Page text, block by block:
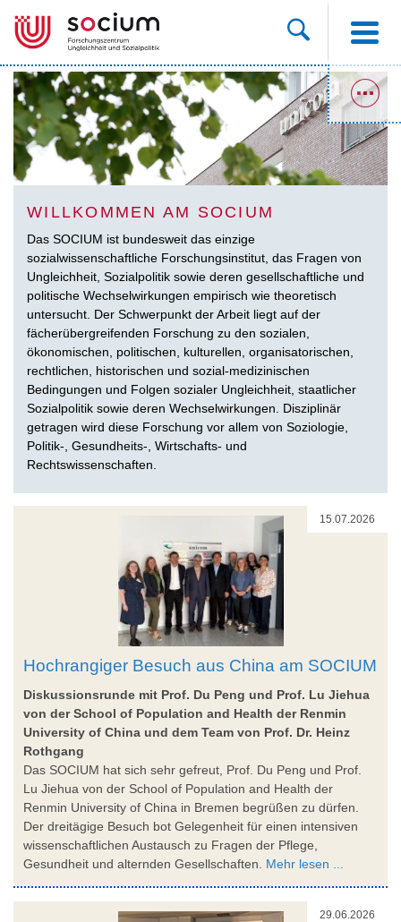
WILLKOMMEN AM SOCIUM
Das SOCIUM ist bundesweit das einzige
sozialwissenschaftliche Forschungsinstitut, das Fragen von
Ungleichheit, Sozialpolitik sowie deren gesellschaftliche und
politische Wechselwirkungen empirisch wie theoretisch
untersucht. Der Schwerpunkt der Arbeit liegt auf der
fächerübergreifenden Forschung zu den sozialen,
ökonomischen, politischen, kulturellen, organisatorischen,
rechtlichen, historischen und sozial-medizinischen
Bedingungen und Folgen sozialer Ungleichheit, staatlicher
Sozialpolitik sowie deren Wechselwirkungen. Disziplinär
getragen wird diese Forschung vor allem von Soziologie,
Politik-, Gesundheits-, Wirtschafts- und
Rechtswissenschaften.
15.07.2026
Hochrangiger Besuch aus China am SOCIUM
Diskussionsrunde mit Prof. Du Peng und Prof. Lu Jiehua
von der School of Population and Health der Renmin
University of China und dem Team von Prof. Dr. Heinz
Rothgang
Das SOCIUM hat sich sehr gefreut, Prof. Du Peng und Prof.
Lu Jiehua von der School of Population and Health der
Renmin University of China in Bremen begrüßen zu dürfen.
Der dreitägige Besuch bot Gelegenheit für einen intensiven
wissenschaftlichen Austausch zu Fragen der Pflege,
Gesundheit und alternden Gesellschaften. Mehr lesen ...
29.06.2026